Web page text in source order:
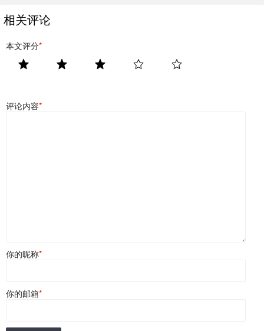
相关评论
本文评分*
评论内容*
你的昵称*
你的邮箱*